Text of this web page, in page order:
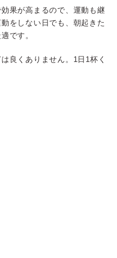
果が高まるので、運動も継
をしない日でも、朝起きた
です。
良くありません。1日1杯く